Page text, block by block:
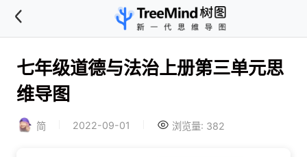
七年级道德与法治上册第三单元思
维导图
简 2022-09-01 浏览量: 382